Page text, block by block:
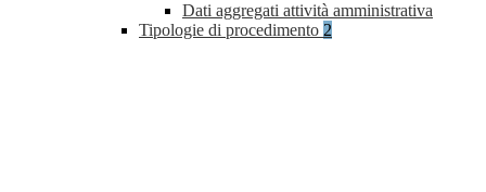
Dati aggregati attività amministrativa
Tipologie di procedimento 2